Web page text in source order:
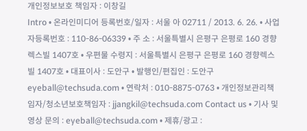
개인정보보호 책임자 : 이창길
Intro • 온라인미디어 등록번호/일자 : 서울 아 02711 / 2013. 6. 26. • 사업
자등록번호 : 110-86-06339 • 주 소 : 서울특별시 은평구 은평로 160 경향
렉스빌 1407호 • 우편물 수령지 : 서울특별시 은평구 은평로 160 경향렉스
빌 1407호 • 대표이사 : 도안구 • 발행인/편집인 : 도안구
eyeball@techsuda.com • 연락처 : 010-8875-0763 • 개인정보관리책
임자/청소년보호책임자 : jjangkil@techsuda.com Contact us • 기사 및
영상 문의 : eyeball@techsuda.com • 제휴/광고 :